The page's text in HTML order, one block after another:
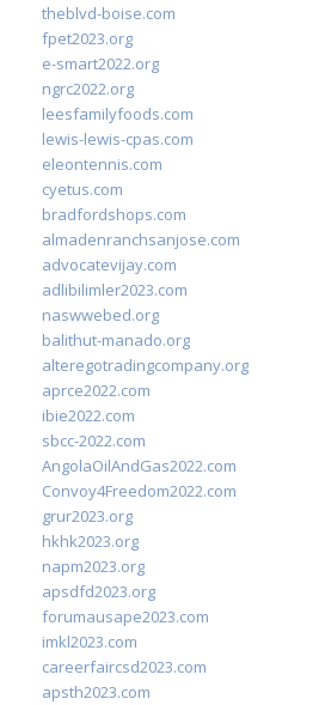
theblvd-boise.com
fpet2023.org
e-smart2022.org
ngrc2022.org
leesfamilyfoods.com
lewis-lewis-cpas.com
eleontennis.com
cyetus.com
bradfordshops.com
almadenranchsanjose.com
advocatevijay.com
adlibilimler2023.com
naswwebed.org
balithut-manado.org
alteregotradingcompany.org
aprce2022.com
ibie2022.com
sbcc-2022.com
AngolaOilAndGas2022.com
Convoy4Freedom2022.com
grur2023.org
hkhk2023.org
napm2023.org
apsdfd2023.org
forumausape2023.com
imkl2023.com
careerfaircsd2023.com
apsth2023.com